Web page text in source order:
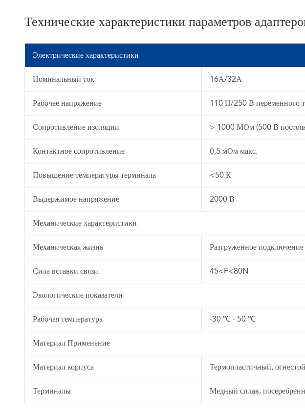
Технические характеристики параметров
Электрические характеристики
Номинальный ток 16А/32А
Рабочее напряжение 110 Н/250 В переменного
Сопротивление изоляции > 1000 МОм (500 В
Контактное сопротивление 0,5 мОм макс.
Повышение температуры терминала <50 К
Выдержимое напряжение 2000 В
Механические характеристики
Механическая жизнь Разгруженное
Сила вставки связи 45<F<80N
Экологические показатели
Рабочая температура -30 ℃ - 50 ℃
Материал Применение
Материал корпуса Термопластичный,
Терминалы Медный сплав,